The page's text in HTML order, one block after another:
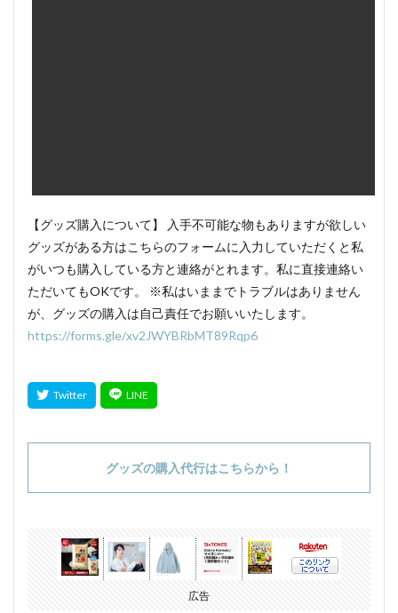
【グッズ購入について】 入手不可能な物もありますが欲しい
グッズがある方はこちらのフォームに入力していただくと私
がいつも購入している方と連絡がとれます。私に直接連絡い
ただいてもOKです。 ※私はいままでトラブルはありません
が、グッズの購入は自己責任でお願いいたします。
https://forms.gle/xv2JWYBRbMT89Rqp6
グッズの購入代行はこちらから！
広告